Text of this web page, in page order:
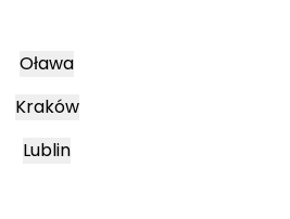
Oława
Kraków
Lublin